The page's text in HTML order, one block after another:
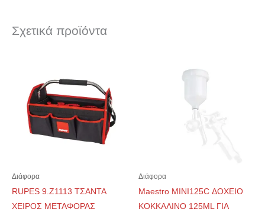
Σχετικά προϊόντα
Διάφορα
RUPES 9.Z1113 ΤΣΑΝΤΑ
ΧΕΙΡΟΣ ΜΕΤΑΦΟΡΑΣ
Διάφορα
Maestro MINI125C ΔΟΧΕΙΟ
ΚΟΚΚΑΛΙΝΟ 125ML ΓΙΑ